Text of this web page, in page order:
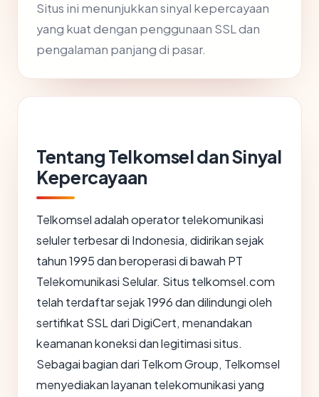
Situs ini menunjukkan sinyal kepercayaan
yang kuat dengan penggunaan SSL dan
pengalaman panjang di pasar.
Tentang Telkomsel dan Sinyal
Kepercayaan
Telkomsel adalah operator telekomunikasi
seluler terbesar di Indonesia, didirikan sejak
tahun 1995 dan beroperasi di bawah PT
Telekomunikasi Selular. Situs telkomsel.com
telah terdaftar sejak 1996 dan dilindungi oleh
sertifikat SSL dari DigiCert, menandakan
keamanan koneksi dan legitimasi situs.
Sebagai bagian dari Telkom Group, Telkomsel
menyediakan layanan telekomunikasi yang